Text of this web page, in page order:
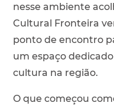
nesse ambiente
Cultural Fronteira
ponto de encontro
um espaço
cultura na região.
O que começou